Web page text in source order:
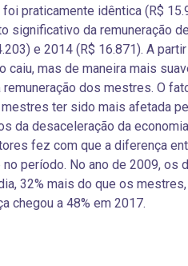
praticamente idêntica (R$
significativo da remuneração
e 2014 (R$ 16.871). A
caiu, mas de maneira mais
remuneração dos mestres. O
ter sido mais afetada
da desaceleração da
fez com que a diferença
período. No ano de 2009, os
32% mais do que os
chegou a 48% em 2017.